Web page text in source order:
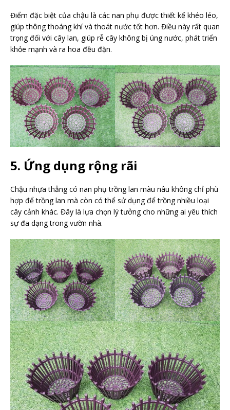
Điểm đặc biệt của chậu là các nan phụ được thiết kế khéo léo,
giúp thông thoáng khí và thoát nước tốt hơn. Điều này rất quan
trọng đối với cây lan, giúp rễ cây không bị úng nước, phát triển
khỏe mạnh và ra hoa đều đặn.
5. Ứng dụng rộng rãi
Chậu nhựa thẳng có nan phụ trồng lan màu nâu không chỉ phù
hợp để trồng lan mà còn có thể sử dụng để trồng nhiều loại
cây cảnh khác. Đây là lựa chọn lý tưởng cho những ai yêu thích
sự đa dạng trong vườn nhà.